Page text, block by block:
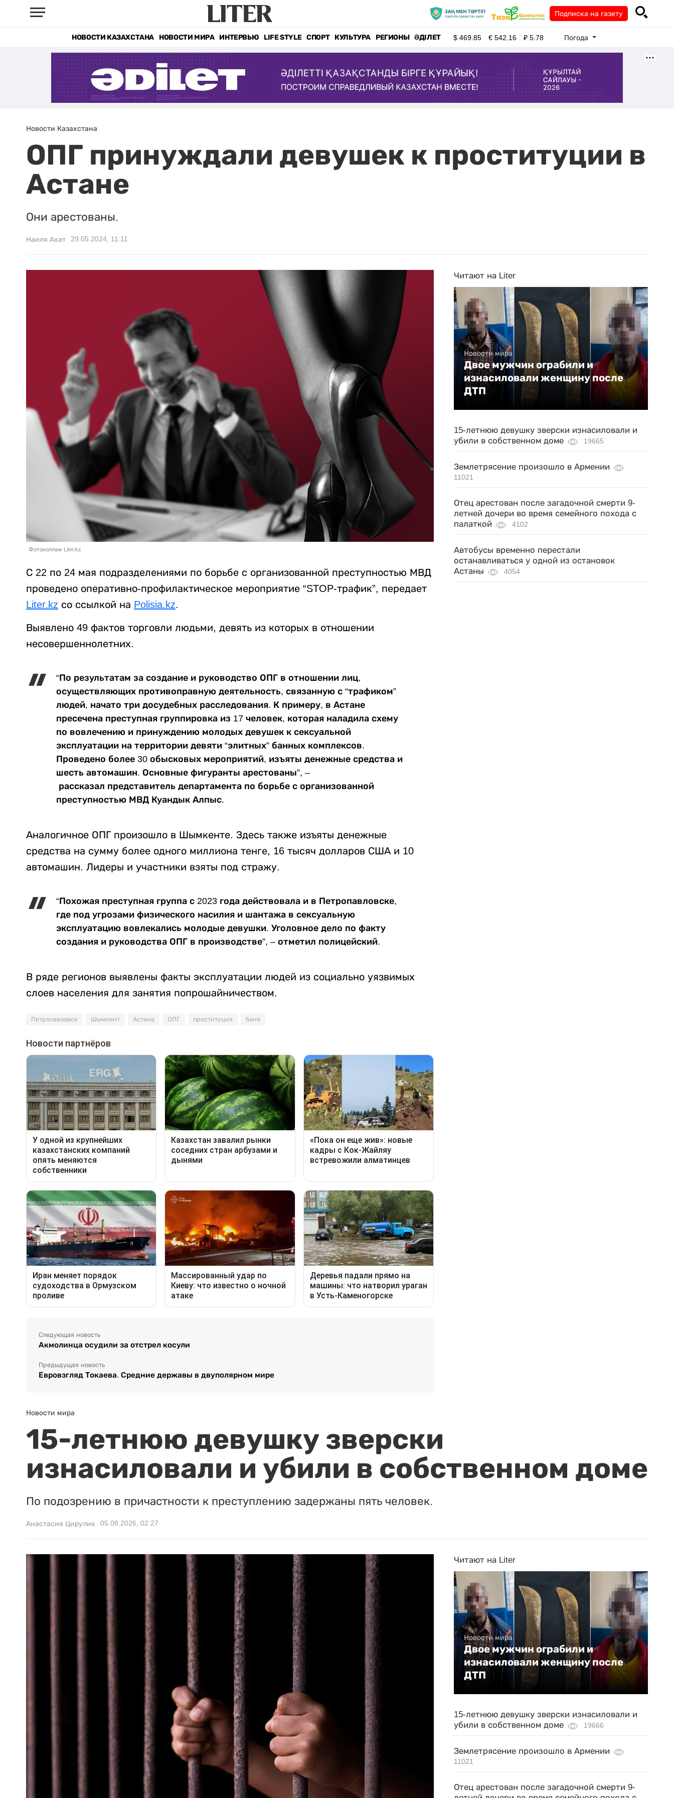
Подписка на газету
НОВОСТИ КАЗАХСТАНА НОВОСТИ МИРА ИНТЕРВЬЮ LIFE STYLE СПОРТ КУЛЬТУРА РЕГИОНЫ ӘДІЛЕТ $469.85 €542.16 ₽5.78 Погода
Новости Казахстана
ОПГ принуждали девушек к проституции в
Астане
Они арестованы.
Наиля Ахат 29.05.2024, 11:11
Фотоколлаж Liter.kz
С 22 по 24 мая подразделениями по борьбе с организованной преступностью МВД
проведено оперативно-профилактическое мероприятие “STOP-трафик”, передает
Liter.kz со ссылкой на Polisia.kz.
Выявлено 49 фактов торговли людьми, девять из которых в отношении
несовершеннолетних.
“По результатам за создание и руководство ОПГ в отношении лиц,
осуществляющих противоправную деятельность, связанную с “трафиком”
людей, начато три досудебных расследования. К примеру, в Астане
пресечена преступная группировка из 17 человек, которая наладила схему
по вовлечению и принуждению молодых девушек к сексуальной
эксплуатации на территории девяти “элитных” банных комплексов.
Проведено более 30 обысковых мероприятий, изъяты денежные средства и
шесть автомашин. Основные фигуранты арестованы”, –
рассказал представитель департамента по борьбе с организованной
преступностью МВД Куандык Алпыс.
Аналогичное ОПГ произошло в Шымкенте. Здесь также изъяты денежные
средства на сумму более одного миллиона тенге, 16 тысяч долларов США и 10
автомашин. Лидеры и участники взяты под стражу.
“Похожая преступная группа с 2023 года действовала и в Петропавловске,
где под угрозами физического насилия и шантажа в сексуальную
эксплуатацию вовлекались молодые девушки. Уголовное дело по факту
создания и руководства ОПГ в производстве”, – отметил полицейский.
В ряде регионов выявлены факты эксплуатации людей из социально уязвимых
слоев населения для занятия попрошайничеством.
Петропавловск Шымкент Астана ОПГ проституция баня
Следующая новость
Акмолинца осудили за отстрел косули
Предыдущая новость
Евровзгляд Токаева. Средние державы в двуполярном мире
Читают на Liter
Новости мира
Двое мужчин ограбили и
изнасиловали женщину после
ДТП
15-летнюю девушку зверски изнасиловали и
убили в собственном доме
19665
Землетрясение произошло в Армении
11021
Отец арестован после загадочной смерти 9-
летней дочери во время семейного похода с
палаткой
4102
Автобусы временно перестали
останавливаться у одной из остановок
Астаны
4054
Новости мира
15-летнюю девушку зверски
изнасиловали и убили в собственном доме
По подозрению в причастности к преступлению задержаны пять человек.
Анастасия Цирулик 05.08.2026, 02:27
Читают на Liter
Новости мира
Двое мужчин ограбили и
изнасиловали женщину после
ДТП
15-летнюю девушку зверски изнасиловали и
убили в собственном доме
19666
Землетрясение произошло в Армении
11021
Отец арестован после загадочной смерти 9-